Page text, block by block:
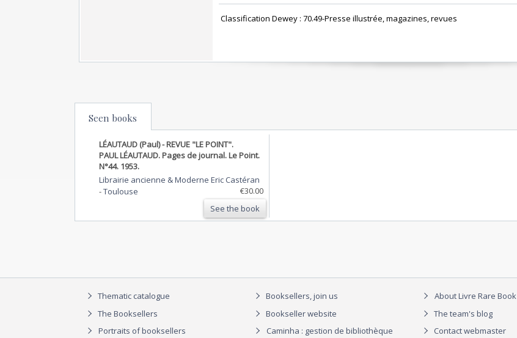
‎ Classification Dewey : 70.49-Presse illustrée, magazines, revues‎
Seen books
LÉAUTAUD (Paul) - REVUE "LE POINT".
PAUL LÉAUTAUD. Pages de journal. Le Point.
N°44. 1953.
Librairie ancienne & Moderne Eric Castéran
-Toulouse
€30.00
See the book
Thematic catalogue
The Booksellers
Portraits of booksellers
Booksellers, join us
Bookseller website
Caminha : gestion de bibliothèque
About Livre Rare Book
The team's blog
Contact webmaster